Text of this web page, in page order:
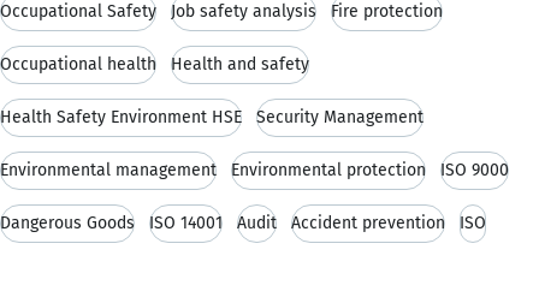
Occupational Safety Job safety analysis Fire protection
Occupational health Health and safety
Health Safety Environment HSE Security Management
Environmental management Environmental protection ISO 9000
Dangerous Goods ISO 14001 Audit Accident prevention ISO